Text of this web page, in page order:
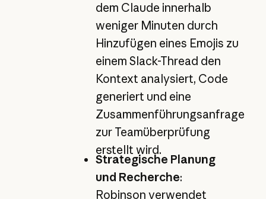
dem Claude innerhalb
weniger Minuten durch
Hinzufügen eines Emojis zu
einem Slack-Thread den
Kontext analysiert, Code
generiert und eine
Zusammenführungsanfrage
zur Teamüberprüfung
erstellt wird.
Strategische Planung
und Recherche:
Robinson verwendet